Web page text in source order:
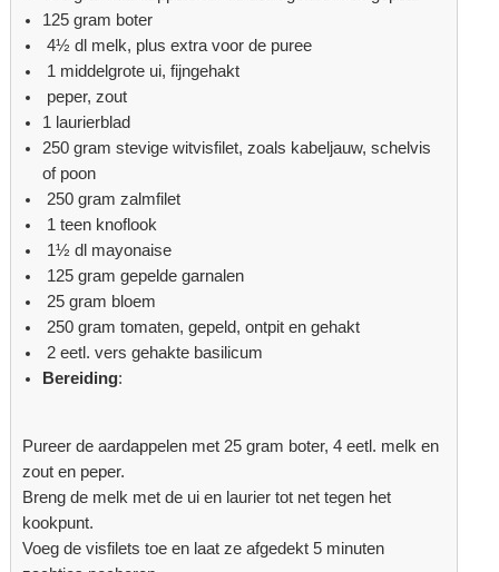
125 gram boter
4½ dl melk, plus extra voor de puree
1 middelgrote ui, fijngehakt
peper, zout
1 laurierblad
250 gram stevige witvisfilet, zoals kabeljauw, schelvis
of poon
250 gram zalmfilet
1 teen knoflook
1½ dl mayonaise
125 gram gepelde garnalen
25 gram bloem
250 gram tomaten, gepeld, ontpit en gehakt
2 eetl. vers gehakte basilicum​
Bereiding:
Pureer de aardappelen met 25 gram boter, 4 eetl. melk en
zout en peper.
Breng de melk met de ui en laurier tot net tegen het
kookpunt.
Voeg de visfilets toe en laat ze afgedekt 5 minuten